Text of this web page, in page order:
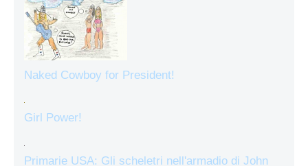
Naked Cowboy for President!
Girl Power!
Primarie USA: Gli scheletri nell'armadio di John